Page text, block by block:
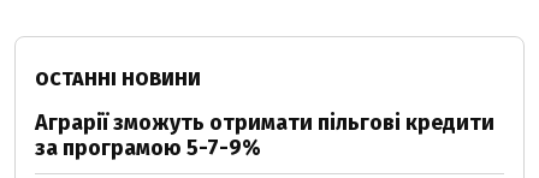
ОСТАННІ НОВИНИ
Аграрії зможуть отримати пільгові кредити
за програмою 5-7-9%